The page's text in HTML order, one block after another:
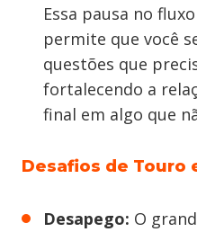
Essa pausa no
permite que você
questões que
fortalecendo a
final em algo que
Desafios de Touro
Desapego: O